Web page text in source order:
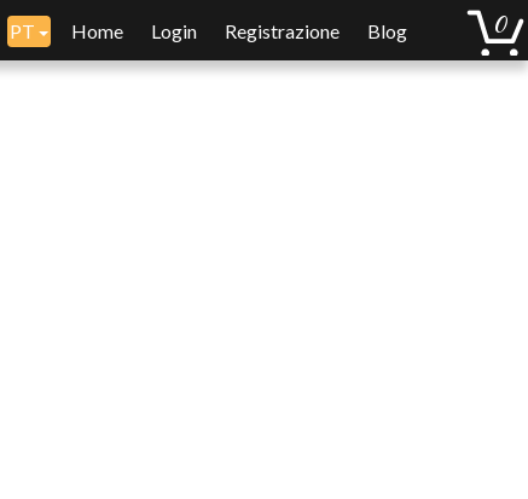
PT Home Login Registrazione Blog